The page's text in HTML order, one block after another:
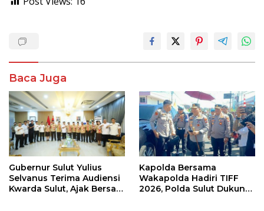
Baca Juga
Gubernur Sulut Yulius
Selvanus Terima Audiensi
Kwarda Sulut, Ajak Bersatu
Kapolda Bersama
Wakapolda Hadiri TIFF
2026, Polda Sulut Dukung